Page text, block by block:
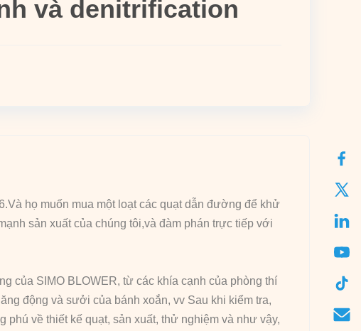
và denitrification
họ muốn mua một loạt các quạt dẫn đường để khử
sản xuất của chúng tôi,và đàm phán trực tiếp với
của SIMO BLOWER, từ các khía cạnh của phòng thí
động và sưởi của bánh xoắn, vv Sau khi kiểm tra,
phú về thiết kế quạt, sản xuất, thử nghiệm và như vậy,